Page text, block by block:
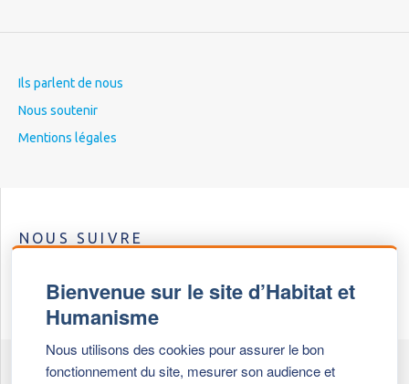
Bienvenue sur le site d’Habitat et
Humanisme
Nous utilisons des cookies pour assurer le bon
fonctionnement du site, mesurer son audience et
Ils parlent de nous
Nous soutenir
Mentions légales
NOUS SUIVRE